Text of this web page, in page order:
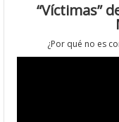
“Víctimas”
¿Por qué no es